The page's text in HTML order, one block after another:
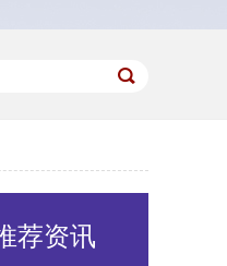
荐资讯